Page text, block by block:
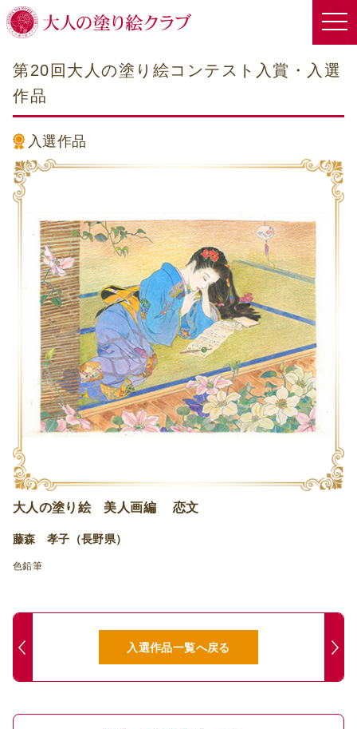
第20回大人の塗り絵コンテスト入賞・入選
作品
入選作品
大人の塗り絵 美人画編 恋文
藤森 孝子（長野県）
色鉛筆
入選作品一覧へ戻る